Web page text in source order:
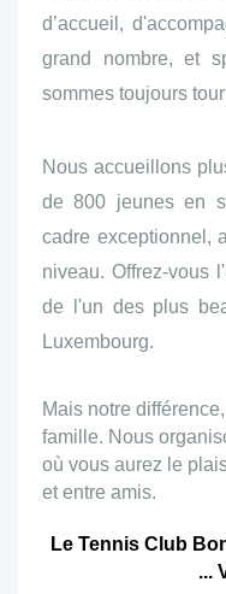
d’accueil,
grand nombre, et
sommes toujours
Nous accueillons
de 800 jeunes en
cadre exceptionnel,
niveau. Offrez-vous
de l'un des plus
Luxembourg.
Mais notre
famille. Nous
où vous aurez le
et entre amis.
Le Tennis Club
...